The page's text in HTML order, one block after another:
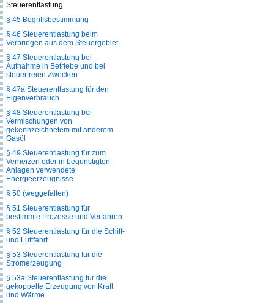
Steuerentlastung
§ 45 Begriffsbestimmung
§ 46 Steuerentlastung beim
Verbringen aus dem Steuergebiet
§ 47 Steuerentlastung bei
Aufnahme in Betriebe und bei
steuerfreien Zwecken
§ 47a Steuerentlastung für den
Eigenverbrauch
§ 48 Steuerentlastung bei
Vermischungen von
gekennzeichnetem mit anderem
Gasöl
§ 49 Steuerentlastung für zum
Verheizen oder in begünstigten
Anlagen verwendete
Energieerzeugnisse
§ 50 (weggefallen)
§ 51 Steuerentlastung für
bestimmte Prozesse und Verfahren
§ 52 Steuerentlastung für die Schiff-
und Luftfahrt
§ 53 Steuerentlastung für die
Stromerzeugung
§ 53a Steuerentlastung für die
gekoppelte Erzeugung von Kraft
und Wärme